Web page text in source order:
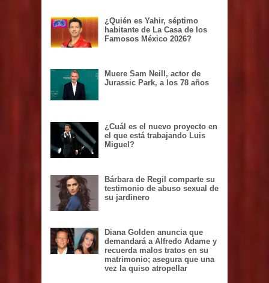
¿Quién es Yahir, séptimo
habitante de La Casa de los
Famosos México 2026?
Muere Sam Neill, actor de
Jurassic Park, a los 78 años
¿Cuál es el nuevo proyecto en
el que está trabajando Luis
Miguel?
Bárbara de Regil comparte su
testimonio de abuso sexual de
su jardinero
Diana Golden anuncia que
demandará a Alfredo Adame y
recuerda malos tratos en su
matrimonio; asegura que una
vez la quiso atropellar